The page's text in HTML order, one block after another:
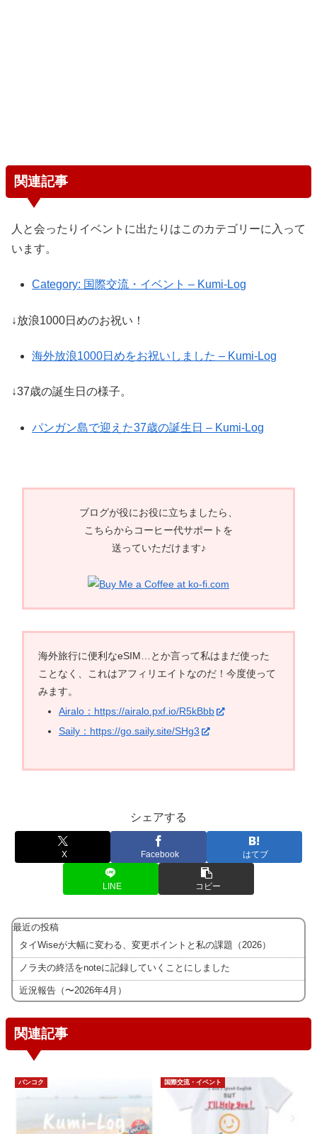
関連記事
人と会ったりイベントに出たりはこのカテゴリーに入って
います。
Category: 国際交流・イベント – Kumi-Log
↓放浪1000日めのお祝い！
海外放浪1000日めをお祝いしました – Kumi-Log
↓37歳の誕生日の様子。
パンガン島で迎えた37歳の誕生日 – Kumi-Log
ブログが役にお役に立ちましたら、
こちらからコーヒー代サポートを
送っていただけます♪
海外旅行に便利なeSIM…とか言って私はまだ使った
ことなく、これはアフィリエイトなのだ！今度使って
みます。
Airalo：https://airalo.pxf.io/R5kBbb
Saily：https://go.saily.site/SHg3
シェアする
X Facebook はてブ
LINE コピー
最近の投稿
タイWiseが大幅に変わる、変更ポイントと私の課題（2026）
ノラ夫の終活をnoteに記録していくことにしました
近況報告（〜2026年4月）
関連記事
バンコク 国際交流・イベント